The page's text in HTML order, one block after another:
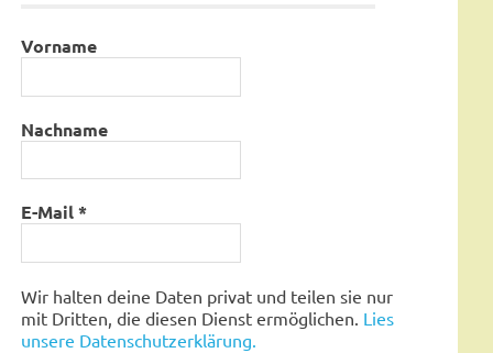
Vorname
Nachname
E-Mail*
Wir halten deine Daten privat und teilen sie nur
mit Dritten, die diesen Dienst ermöglichen. Lies
unsere Datenschutzerklärung.